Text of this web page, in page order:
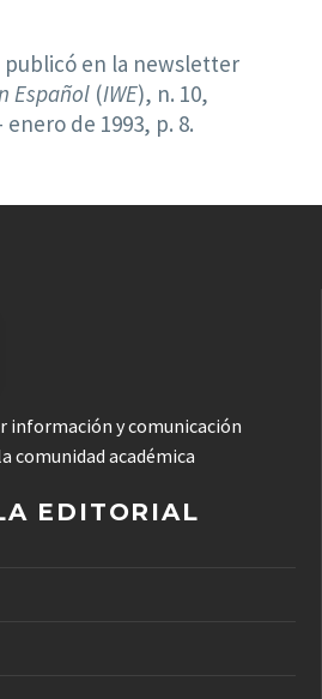
publicó en la newsletter
Español (IWE), n. 10,
de 1993, p. 8.
información y comunicación
comunidad académica
EDITORIAL